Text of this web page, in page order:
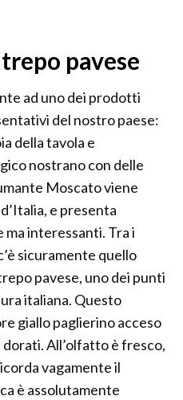
pavese
ad uno dei prodotti
del nostro paese:
della tavola e
nostrano con delle
Moscato viene
e presenta
interessanti. Tra i
sicuramente quello
pavese, uno dei punti
italiana. Questo
giallo paglierino acceso
All’olfatto è fresco,
vagamente il
è assolutamente